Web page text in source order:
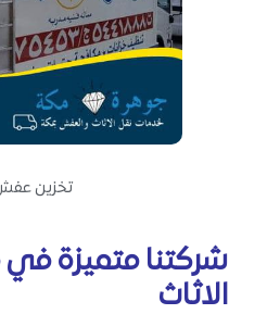
تخزين
شركتنا متميزة
الاثاث